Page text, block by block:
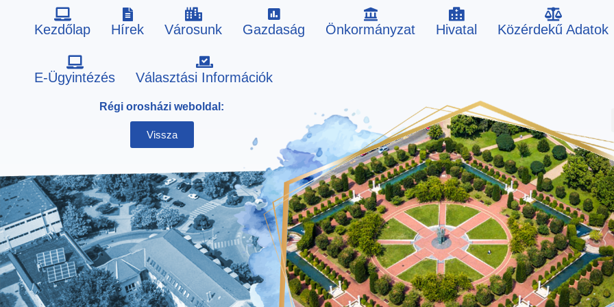
Kezdőlap Hírek Városunk Gazdaság Önkormányzat Hivatal Közérdekű Adatok
E-Ügyintézés Választási Információk
Régi orosházi weboldal:
Vissza